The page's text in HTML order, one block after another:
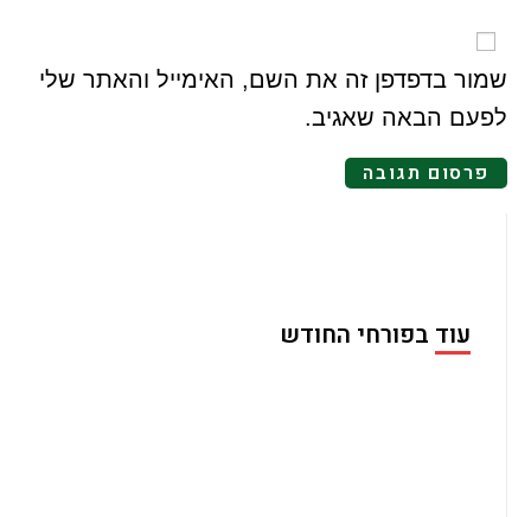
שמור בדפדפן זה את השם, האימייל והאתר שלי
לפעם הבאה שאגיב.
עוד בפורחי החודש